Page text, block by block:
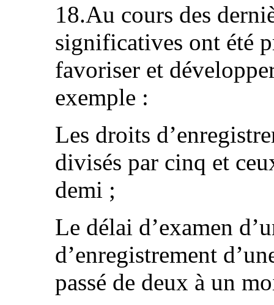
18.Au cours des
significatives ont été
favoriser et
exemple :
Les droits
divisés par cinq et
demi ;
Le délai d’examen
d’enregistrement
passé de deux à un